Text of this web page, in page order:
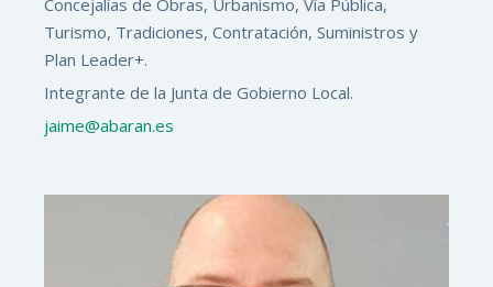
Concejalías de Obras, Urbanismo, Vía Pública,
Turismo, Tradiciones, Contratación, Suministros y
Plan Leader+.
Integrante de la Junta de Gobierno Local.
jaime@abaran.es